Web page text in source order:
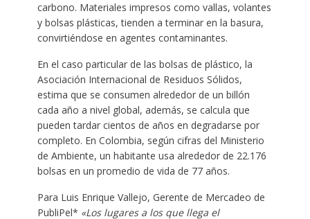
carbono. Materiales impresos como vallas, volantes
y bolsas plásticas, tienden a terminar en la basura,
convirtiéndose en agentes contaminantes.
En el caso particular de las bolsas de plástico, la
Asociación Internacional de Residuos Sólidos,
estima que se consumen alrededor de un billón
cada año a nivel global, además, se calcula que
pueden tardar cientos de años en degradarse por
completo. En Colombia, según cifras del Ministerio
de Ambiente, un habitante usa alrededor de 22.176
bolsas en un promedio de vida de 77 años.
Para Luis Enrique Vallejo, Gerente de Mercadeo de
PubliPel* «Los lugares a los que llega el